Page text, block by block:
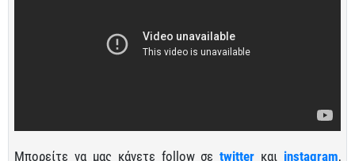
Μπορείτε να μας κάνετε follow σεtwitter και instagram,